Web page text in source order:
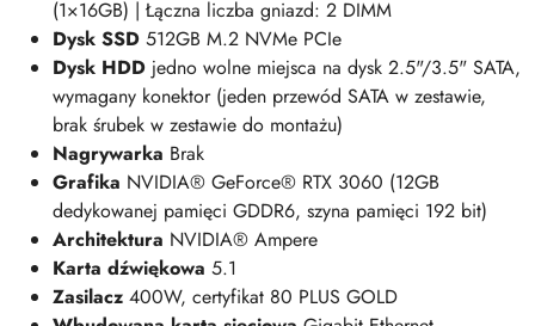
(1×16GB) | Łączna liczba gniazd: 2 DIMM
Dysk SSD 512GB M.2 NVMe PCIe
Dysk HDD jedno wolne miejsca na dysk 2.5"/3.5" SATA,
wymagany konektor (jeden przewód SATA w zestawie,
brak śrubek w zestawie do montażu)
Nagrywarka Brak
Grafika NVIDIA® GeForce® RTX 3060 (12GB
dedykowanej pamięci GDDR6, szyna pamięci 192 bit)
Architektura NVIDIA® Ampere
Karta dźwiękowa 5.1
Zasilacz 400W, certyfikat 80 PLUS GOLD